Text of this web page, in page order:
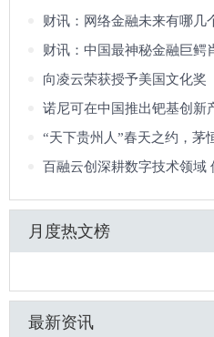
财讯：网络金融未来有哪几
财讯：中国最神秘金融巨鳄
向凌云荣获授予美国文化奖
诺尼可在中国推出钯基创新产品，
“天下贵州人”春天之约，茅恒
百融云创深耕数字技术领域 位
月度热文榜
最新资讯